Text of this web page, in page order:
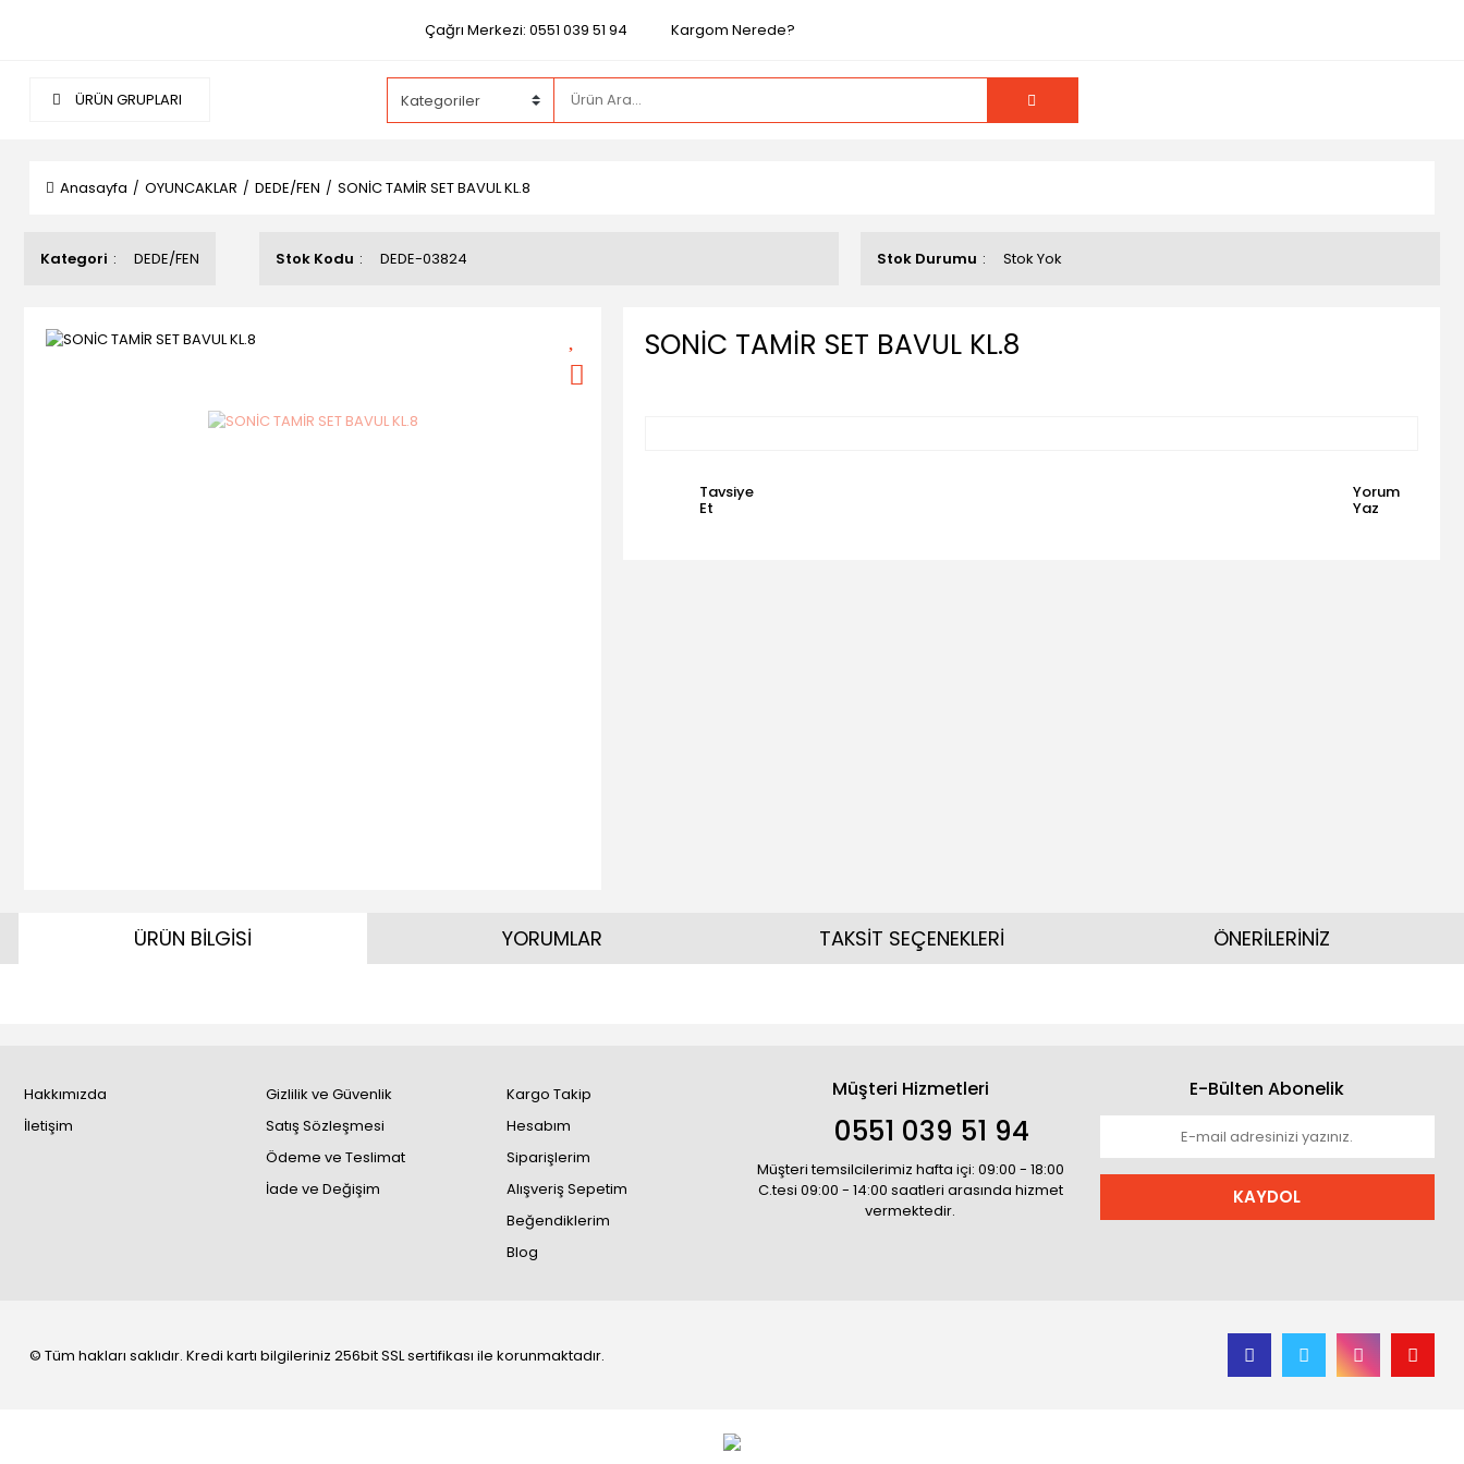
Çağrı Merkezi: 0551 039 51 94 Kargom Nerede?
ÜRÜN GRUPLARI
Anasayfa OYUNCAKLAR DEDE/FEN SONİC TAMİR SET BAVUL KL.8
Kategori DEDE/FEN Stok Kodu DEDE-03824 Stok Durumu Stok Yok
SONİC TAMİR SET BAVUL KL.8
Tavsiye
Et
Yorum
Yaz
ÜRÜN BİLGİSİ YORUMLAR TAKSİT SEÇENEKLERİ ÖNERİLERİNİZ
Hakkımızda
İletişim
Gizlilik ve Güvenlik
Satış Sözleşmesi
Ödeme ve Teslimat
İade ve Değişim
Kargo Takip
Hesabım
Siparişlerim
Alışveriş Sepetim
Beğendiklerim
Blog
Müşteri Hizmetleri
0551 039 51 94
Müşteri temsilcilerimiz hafta içi: 09:00 - 18:00
C.tesi 09:00 - 14:00 saatleri arasında hizmet
vermektedir.
E-Bülten Abonelik
KAYDOL
© Tüm hakları saklıdır. Kredi kartı bilgileriniz 256bit SSL sertifikası ile korunmaktadır.